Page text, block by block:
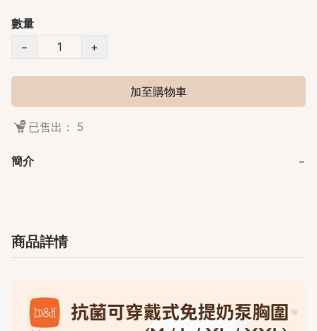
數量
−
+
加至購物車
已售出： 5
簡介 −
商品詳情